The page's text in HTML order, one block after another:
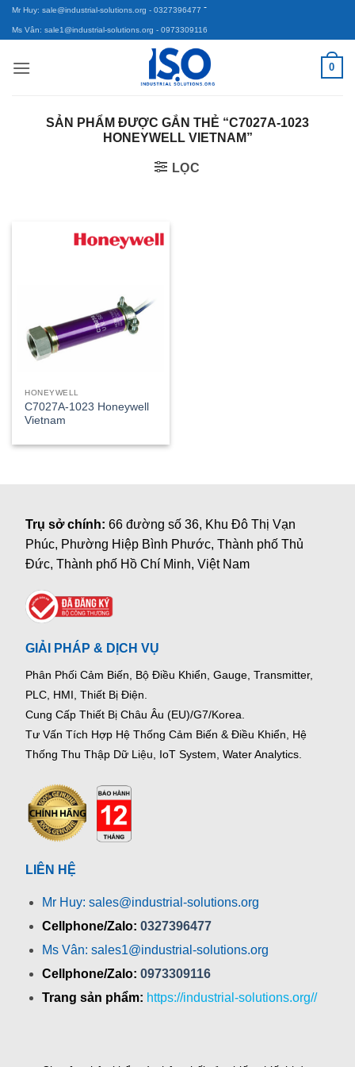
Bỏ
qua
dung
Mr Huy: sale@industrial-solutions.org - 0327396477 -
Ms Vân: sale1@industrial-solutions.org - 0973309116
0
SẢN PHẨM ĐƯỢC GẮN THẺ “C7027A-1023
HONEYWELL VIETNAM”
LỌC
HONEYWELL
C7027A-1023 Honeywell
Vietnam
Trụ sở chính:66 đường số 36, Khu Đô Thị Vạn
Phúc, Phường Hiệp Bình Phước, Thành phố Thủ
Đức, Thành phố Hồ Chí Minh, Việt Nam
GIẢI PHÁP & DỊCH VỤ
Phân Phối Cảm Biến, Bộ Điều Khiển, Gauge, Transmitter,
PLC, HMI, Thiết Bị Điện.
Cung Cấp Thiết Bị Châu Âu (EU)/G7/Korea.
Tư Vấn Tích Hợp Hệ Thống Cảm Biến & Điều Khiển, Hệ
Thống Thu Thập Dữ Liệu, IoT System, Water Analytics.
LIÊN HỆ
Mr Huy: sales@industrial-solutions.org
Cellphone/Zalo: 0327396477
Ms Vân: sales1@industrial-solutions.org
Cellphone/Zalo: 0973309116
Trang sản phẩm: https://industrial-solutions.org//